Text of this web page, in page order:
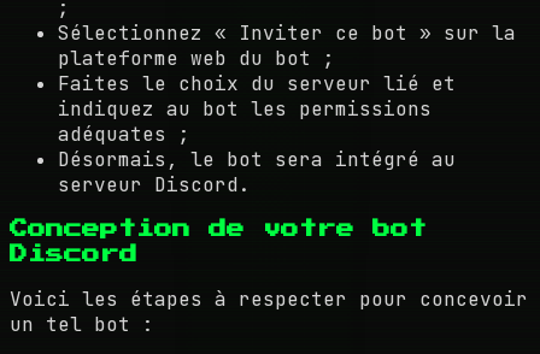
;
Sélectionnez « Inviter ce bot » sur la
plateforme web du bot ;
Faites le choix du serveur lié et
indiquez au bot les permissions
adéquates ;
Désormais, le bot sera intégré au
serveur Discord.
Conception de votre bot
Discord
Voici les étapes à respecter pour concevoir
un tel bot :